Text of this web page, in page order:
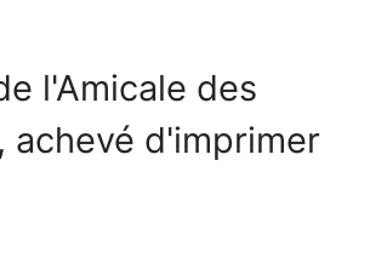
l'Amicale des
achevé d'imprimer